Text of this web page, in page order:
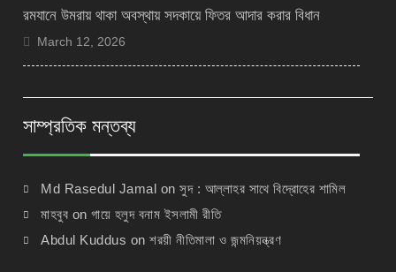
রমযানে উমরায় থাকা অবস্থায় সদকায়ে ফিতর আদার করার বিধান
March 12, 2026
সাম্প্রতিক মন্তব্য
Md Rasedul Jamal onসুদ : আল্লাহর সাথে বিদ্রোহের শামিল
মাহবুব onগায়ে হলুদ বনাম ইসলামী রীতি
Abdul Kuddus onশরয়ী নীতিমালা ও জন্মনিয়ন্ত্রণ